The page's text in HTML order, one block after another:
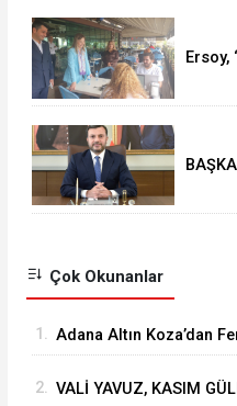
Ersoy,
Çok Okunanlar
1. Adana Altın Koza’dan
2. VALİ YAVUZ, KASIM